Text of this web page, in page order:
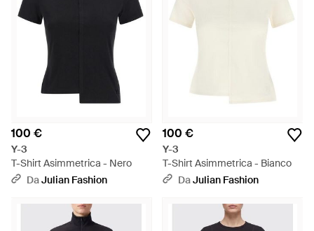
100 €
Y-3
T-Shirt Asimmetrica - Nero
DaJulian Fashion
100 €
Y-3
T-Shirt Asimmetrica - Bianco
DaJulian Fashion